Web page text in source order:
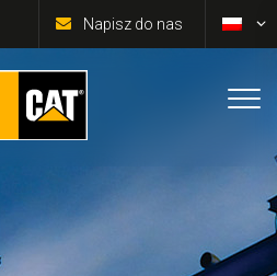
Napisz do nas